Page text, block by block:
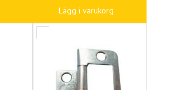
Lägg i varukorg